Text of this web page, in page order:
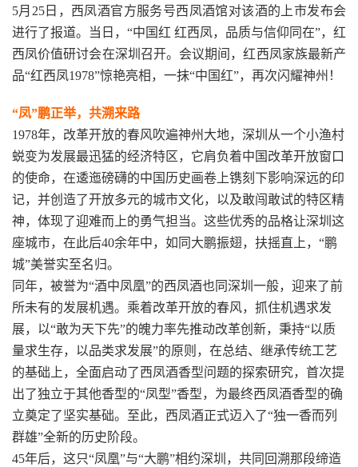
5月25日，西凤酒官方服务号西凤酒馆对该酒的上市发布会
进行了报道。当日，“中国红 红西凤，品质与信仰同在”，红
西凤价值研讨会在深圳召开。会议期间，红西凤家族最新产
品“红西凤1978”惊艳亮相，一抹“中国红”，再次闪耀神州！
“凤”鹏正举，共溯来路
1978年，改革开放的春风吹遍神州大地，深圳从一个小渔村
蜕变为发展最迅猛的经济特区，它肩负着中国改革开放窗口
的使命，在逶迤磅礴的中国历史画卷上镌刻下影响深远的印
记，并创造了开放多元的城市文化，以及敢闯敢试的特区精
神，体现了迎难而上的勇气担当。这些优秀的品格让深圳这
座城市，在此后40余年中，如同大鹏振翅，扶摇直上，“鹏
城”美誉实至名归。
同年，被誉为“酒中凤凰”的西凤酒也同深圳一般，迎来了前
所未有的发展机遇。乘着改革开放的春风，抓住机遇求发
展，以“敢为天下先”的魄力率先推动改革创新，秉持“以质
量求生存，以品类求发展”的原则，在总结、继承传统工艺
的基础上，全面启动了西凤酒香型问题的探索研究，首次提
出了独立于其他香型的“凤型”香型，为最终西凤酒香型的确
立奠定了坚实基础。至此，西凤酒正式迈入了“独一香而列
群雄”全新的历史阶段。
45年后，这只“凤凰”与“大鹏”相约深圳，共同回溯那段缔造